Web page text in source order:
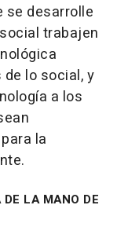
se desarrolle
trabajen
lo social, y
a los
la
LA MANO DE